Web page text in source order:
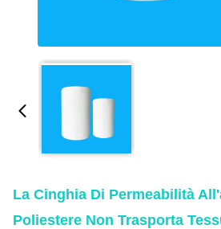
La Cinghia Di Permeabilità
Poliestere Non Trasporta